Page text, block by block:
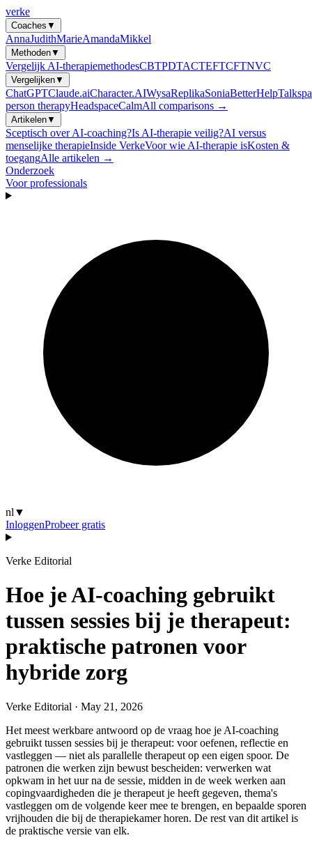
verke
Coaches ▼
AnnaJudithMarieAmandaMikkel
Methoden▼
Vergelijk AI-therapiemethodesCBTPDTACTEFTCFTNVC
Vergelijken▼
ChatGPTClaude.aiCharacter.AIWysaReplikaSoniaBetterHelp
person therapyHeadspaceCalmAll comparisons →
Artikelen▼
Sceptisch over AI-coaching?Is AI-therapie veilig?AI versus
menselijke therapieInside VerkeVoor wie AI-therapie isKosten &
toegangAlle artikelen →
Onderzoek
Voor professionals
nl ▼
InloggenProbeer gratis
Verke Editorial
Hoe je AI-coaching gebruikt
tussen sessies bij je therapeut:
praktische patronen voor
hybride zorg
Verke Editorial · May 21, 2026
Het meest werkbare antwoord op de vraag hoe je AI-coaching
gebruikt tussen sessies bij je therapeut: voor oefenen, reflectie en
vastleggen — niet als parallelle therapeut op een eigen spoor. De
patronen die werken zijn bewust bescheiden: verwerken wat
opkwam in het uur na de sessie, midden in de week werken aan
copingvaardigheden die je therapeut je heeft gegeven, thema's
vastleggen om de volgende keer mee te brengen, en bepaalde sporen
vrijhouden die bij de therapiekamer horen. De rest van dit artikel is
de praktische versie van elk.